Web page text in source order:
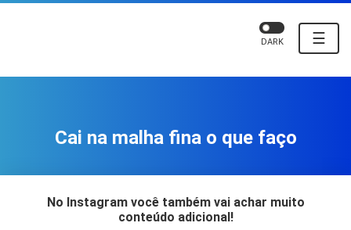
☰
DARK
Cai na malha fina o que faço
No Instagram você também vai achar muito
conteúdo adicional!